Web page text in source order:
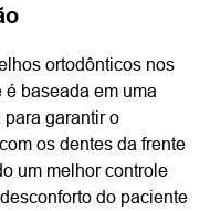
ortodônticos nos
baseada em uma
garantir o
os dentes da frente
um melhor controle
do paciente